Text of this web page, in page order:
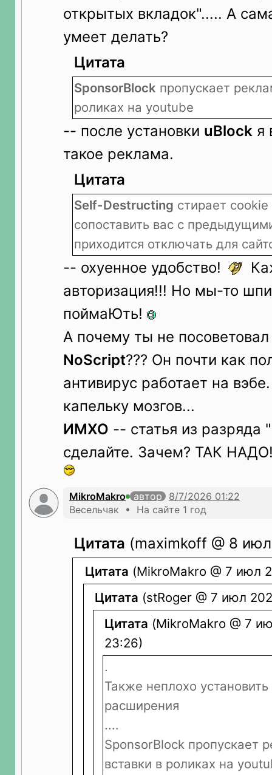
открытых вкладок"..... А
умеет делать?
Цитата
SponsorBlock пропускает
роликах на youtube
-- после установки uBlock я
такое реклама.
Цитата
Self-Destructing стирает
сопоставить вас с
приходится отключать для
-- охуенное удобство!
авторизация!!! Но мы-то
поймаЮть!
А почему ты не посоветовал
NoScript??? Он почти как
антивирус работает на
капельку мозгов...
ИМХО -- статья из разряда
сделайте. Зачем? ТАК
MikroMakro
автор
Весельчак • На сайте 1 год
Цитата (maximkoff @ 8
Цитата (MikroMakro @ 7 июл
Цитата (stRoger @ 7 июл
Цитата (MikroMakro @ 7
23:26)
.
Также неплохо
расширения
....
SponsorBlock пропускает
вставки в роликах на